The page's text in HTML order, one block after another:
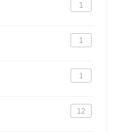
1
1
1
12